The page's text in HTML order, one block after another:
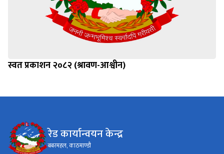
स्वत प्रकाशन २०८२ (श्रावण-आश्वीन)
रेड कार्यान्वयन केन्द्र
बबरमहल, काठमाण्डौ